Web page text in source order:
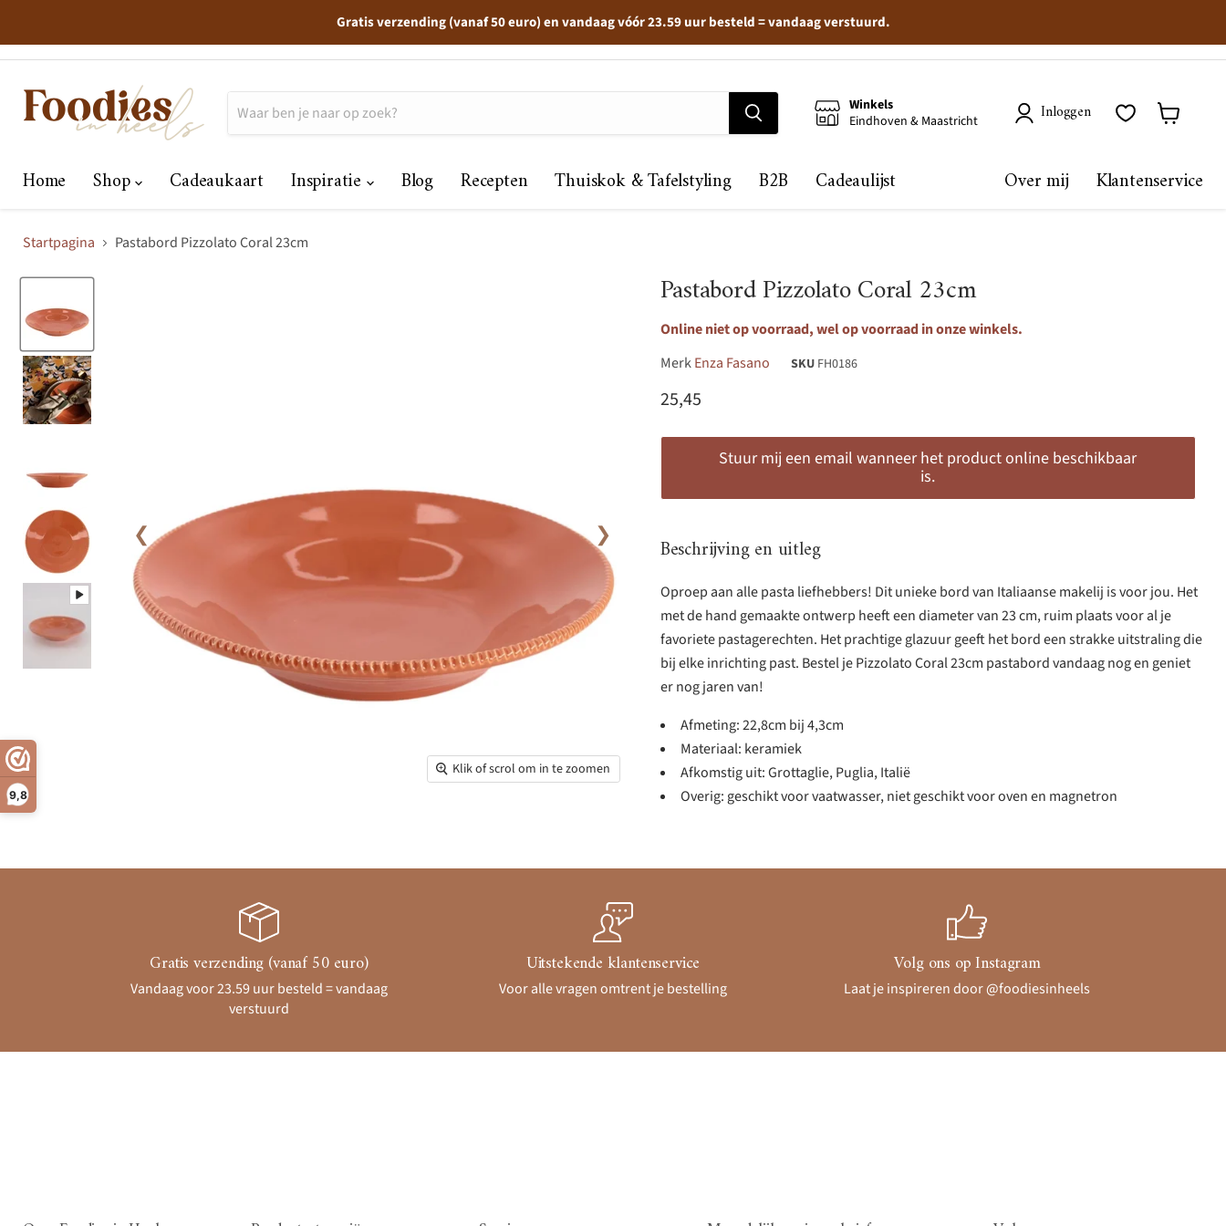
9,8
Gratis verzending (vanaf 50 euro) en vandaag vóór 23.59 uur besteld = vandaag verstuurd.
Winkels
Eindhoven & Maastricht
Inloggen
Home Shop Cadeaukaart Inspiratie Blog Recepten Thuiskok & Tafelstyling B2B Cadeaulijst Over mij Klantenservice
Startpagina Pastabord Pizzolato Coral 23cm
Klik of scrol om in te zoomen
❯
❮
Pastabord Pizzolato Coral 23cm
Online niet op voorraad, wel op voorraad in onze winkels.
MerkEnza Fasano SKU FH0186
Huidige prijs
25,45
Stuur mij een email wanneer het product online beschikbaar
is.
Beschrijving en uitleg
Oproep aan alle pasta liefhebbers! Dit unieke bord van Italiaanse makelij is voor jou. Het
met de hand gemaakte ontwerp heeft een diameter van 23 cm, ruim plaats voor al je
favoriete pastagerechten. Het prachtige glazuur geeft het bord een strakke uitstraling die
bij elke inrichting past. Bestel je Pizzolato Coral 23cm pastabord vandaag nog en geniet
er nog jaren van!
Afmeting: 22,8cm bij 4,3cm
Materiaal: keramiek
Afkomstig uit: Grottaglie, Puglia, Italië
Overig: geschikt voor vaatwasser, niet geschikt voor oven en magnetron
Gratis verzending (vanaf 50 euro)
Vandaag voor 23.59 uur besteld = vandaag
verstuurd
Uitstekende klantenservice
Voor alle vragen omtrent je bestelling
Volg ons op Instagram
Laat je inspireren door @foodiesinheels